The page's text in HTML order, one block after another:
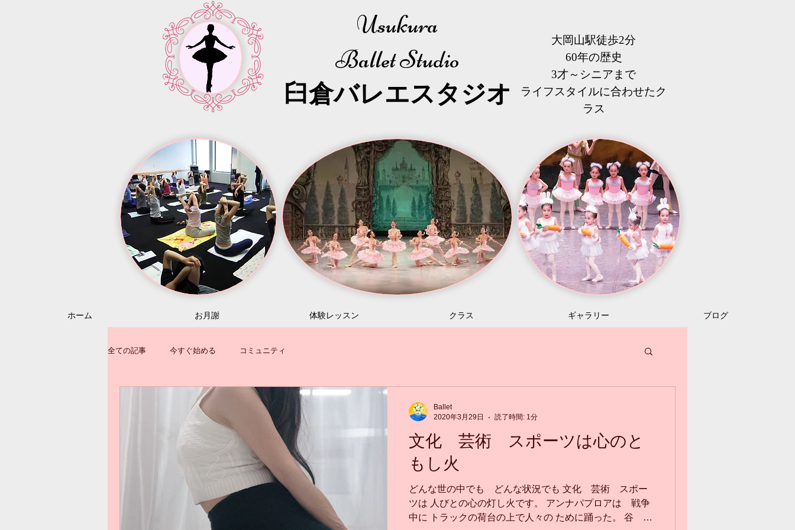
Usukura
Ballet Studio
​臼倉バレエスタジオ
大岡山駅徒歩2分
60年の歴史
3才～シニアまで
​ライフスタイルに合わせたク
ラス
ホーム お月謝 体験レッスン クラス ギャラリー ブログ
全ての記事 今すぐ始める コミュニティ
文化 芸術 スポーツは心のと
もし火
どんな世の中でも どんな状況でも 文化 芸術 スポー
ツは 人びとの心の灯し火です。 アンナパプロアは 戦争
中に トラックの荷台の上で人々の ために踊った。 谷 桃
Ballet
2020年3月29日
読了時間: 1分